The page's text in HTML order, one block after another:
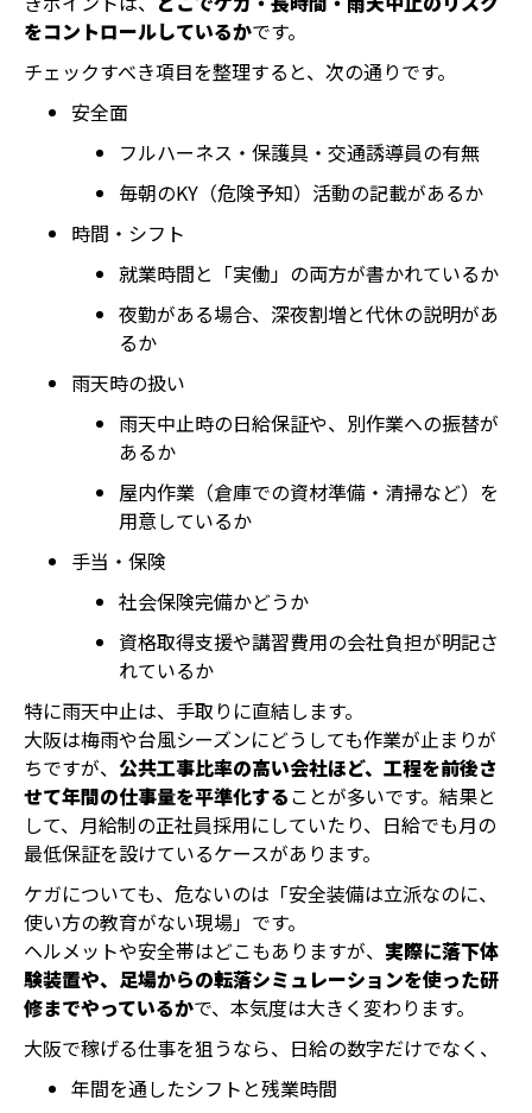
をコントロールしているかです。
チェックすべき項目を整理すると、次の通りです。
安全面
フルハーネス・保護具・交通誘導員の有無
毎朝のKY（危険予知）活動の記載があるか
時間・シフト
就業時間と「実働」の両方が書かれているか
夜勤がある場合、深夜割増と代休の説明があ
るか
雨天時の扱い
雨天中止時の日給保証や、別作業への振替が
あるか
屋内作業（倉庫での資材準備・清掃など）を
用意しているか
手当・保険
社会保険完備かどうか
資格取得支援や講習費用の会社負担が明記さ
れているか
特に雨天中止は、手取りに直結します。
大阪は梅雨や台風シーズンにどうしても作業が止まりが
ちですが、 公共工事比率の高い会社ほど、工程を前後さ
せて年間の仕事量を平準化することが多いです。結果と
して、月給制の正社員採用にしていたり、日給でも月の
最低保証を設けているケースがあります。
ケガについても、危ないのは「安全装備は立派なのに、
使い方の教育がない現場」です。
ヘルメットや安全帯はどこもありますが、 実際に落下体
験装置や、足場からの転落シミュレーションを使った研
修までやっているかで、本気度は大きく変わります。
大阪で稼げる仕事を狙うなら、日給の数字だけでなく、
年間を通したシフトと残業時間